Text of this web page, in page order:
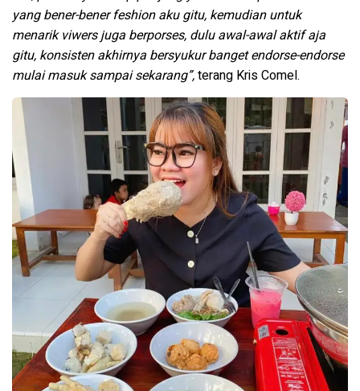
yang bener-bener feshion aku gitu, kemudian untuk
menarik viwers juga berporses, dulu awal-awal aktif aja
gitu, konsisten akhirnya bersyukur banget endorse-endorse
mulai masuk sampai sekarang”,terang Kris Comel.